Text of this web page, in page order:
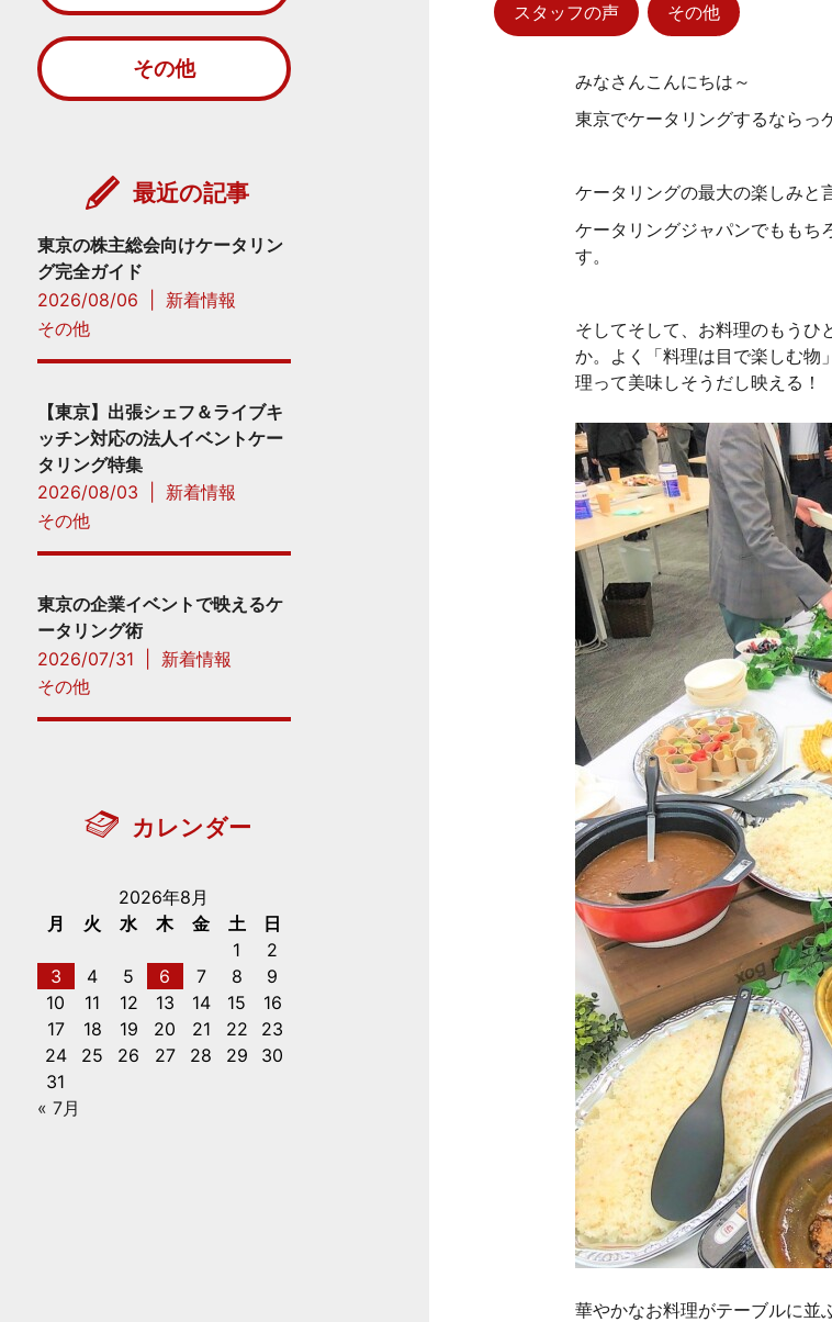
スタッフの声 その他
みなさんこんにちは～
東京でケータリングするなら
ケータリングの最大の楽しみと
ケータリングジャパンでももち
す。
そしてそして、お料理のもうひ
か。よく「料理は目で楽しむ物
理って美味しそうだし映える！
華やかなお料理がテーブルに並
その他
最近の記事
東京の株主総会向けケータリン
グ完全ガイド
2026/08/06
新着情報
その他
【東京】出張シェフ＆ライブキ
ッチン対応の法人イベントケー
タリング特集
2026/08/03
新着情報
その他
東京の企業イベントで映えるケ
ータリング術
2026/07/31
新着情報
その他
カレンダー
2026年8月
月
火 水 木 金 土
日
1
2
3
4 5 6 7 8
9
10
11 12 13 14 15
16
17
18 19 20 21 22
23
24
25 26 27 28 29
30
31
« 7月